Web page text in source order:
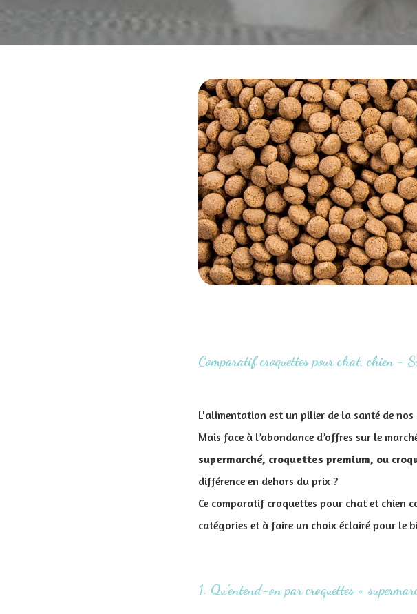
Comparatif croquettes pour chat, chien -
L'alimentation est un pilier de la santé de nos
Mais face à l’abondance d’offres sur le
supermarché, croquettes premium, ou
différence en dehors du prix ?
Ce comparatif croquettes pour chat et chien
catégories et à faire un choix éclairé pour le
1. Qu’entend-on par croquettes «